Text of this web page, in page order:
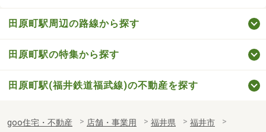
田原町駅周辺の路線から探す
田原町駅の特集から探す
田原町駅(福井鉄道福武線)の不動産を探す
goo住宅・不動産 店舗・事業用 福井県
福井市